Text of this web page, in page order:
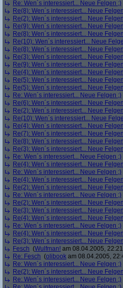
Re: Wen´s interessiert... Neue Felgen ;)
Re(8): Wen´s interessiert... Neue
Re(2): Wen´s interessiert... Neue
Re(9): Wen´s interessiert... Neue
Re(8): Wen´s interessiert... Neue
Re(10): Wen´s interessiert... Neue
Re(8): Wen´s interessiert... Neue
Re(3): Wen´s interessiert... Neue
Re(9): Wen´s interessiert... Neue
Re(4): Wen´s interessiert... Neue
Re(5): Wen´s interessiert... Neue
Re(5): Wen´s interessiert... Neue
Re: Wen´s interessiert... Neue Felgen ;)
Re(6): Wen´s interessiert... Neue
Re(2): Wen´s interessiert... Neue
Re(10): Wen´s interessiert... Neue
Re(4): Wen´s interessiert... Neue
Re(7): Wen´s interessiert... Neue
Re(8): Wen´s interessiert... Neue
Re(3): Wen´s interessiert... Neue
Re: Wen´s interessiert... Neue Felgen ;)
Re(4): Wen´s interessiert... Neue
Re: Wen´s interessiert... Neue Felgen ;)
Re(4): Wen´s interessiert... Neue
Re(2): Wen´s interessiert... Neue
Re: Wen´s interessiert... Neue Felgen ;)
Re(2): Wen´s interessiert... Neue
Re(3): Wen´s interessiert... Neue
Re(4): Wen´s interessiert... Neue
Re: Wen´s interessiert... Neue Felgen ;)
Re(4): Wen´s interessiert... Neue
Re(3): Wen´s interessiert... Neue
Fesch (Wulfman! am 08.04.2005,
Re: Fesch (olibook am 08.04.2005,
Re: Wen´s interessiert... Neue Felgen ;)
Re(2): Wen´s interessiert... Neue
Re: Wen´s interessiert... Neue Felgen ;)